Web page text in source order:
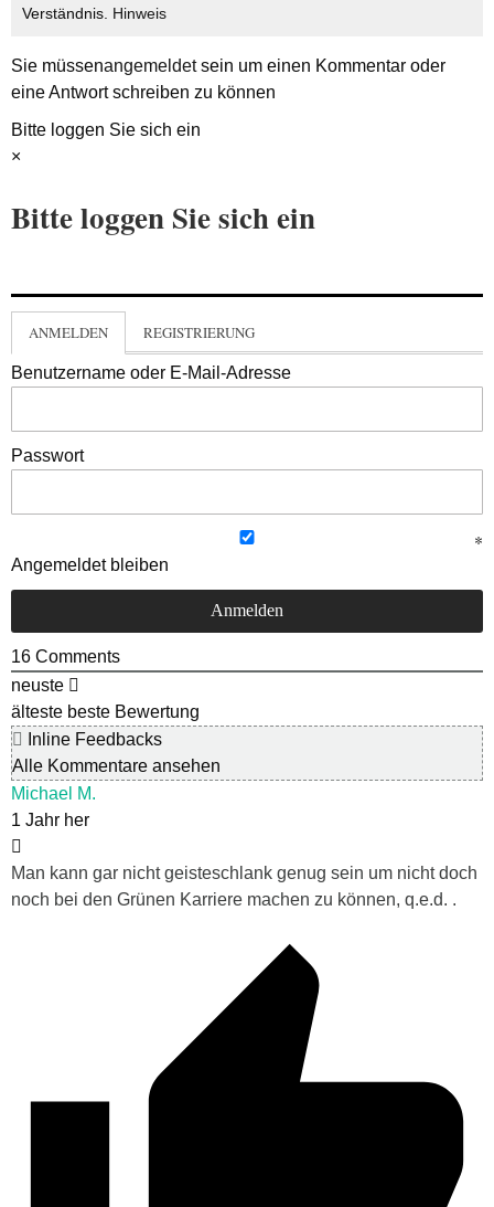
Verständnis. Hinweis
Sie müssenangemeldetsein um einen Kommentar oder
eine Antwort schreiben zu können
Bitte loggen Sie sich ein
×
Bitte loggen Sie sich ein
ANMELDEN REGISTRIERUNG
Benutzername oder E-Mail-Adresse
Passwort
Angemeldet bleiben
16 Comments
neuste
älteste beste Bewertung
Inline Feedbacks
Alle Kommentare ansehen
Michael M.
1 Jahr her
Man kann gar nicht geisteschlank genug sein um nicht doch
noch bei den Grünen Karriere machen zu können, q.e.d. .